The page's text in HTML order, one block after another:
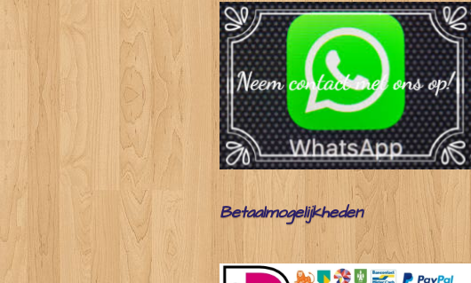
Betaalmogelijkheden